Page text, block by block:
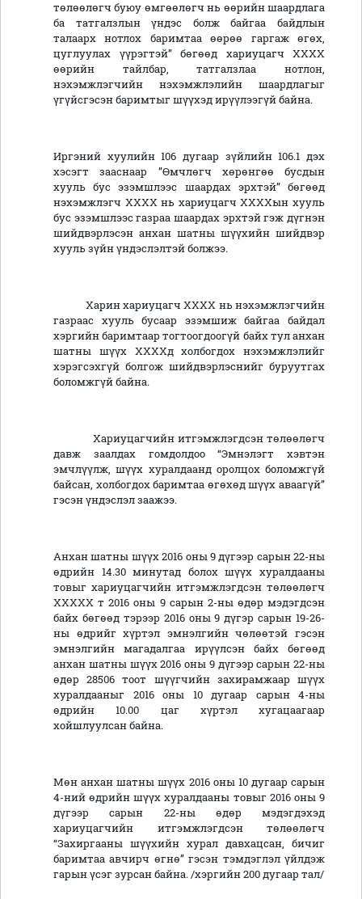
төлөөлөгч буюу өмгөөлөгч нь өөрийн шаардлага
ба татгалзлын үндэс болж байгаа байдлын
талаарх нотлох баримтаа өөрөө гаргаж өгөх,
цуглуулах үүрэгтэй” бөгөөд хариуцагч ХХХХ
өөрийн тайлбар, татгалзлаа нотлон,
нэхэмжлэгчийн нэхэмжлэлийн шаардлагыг
үгүйсгэсэн баримтыг шүүхэд ирүүлээгүй байна.
Иргэний хуулийн 106 дугаар зүйлийн 106.1 дэх
хэсэгт зааснаар ”Өмчлөгч хөрөнгөө бусдын
хууль бус эзэмшлээс шаардах эрхтэй” бөгөөд
нэхэмжлэгч ХХХХ нь хариуцагч ХХХХын хууль
бус эзэмшлээс газраа шаардах эрхтэй гэж дүгнэн
шийдвэрлэсэн анхан шатны шүүхийн шийдвэр
хууль зүйн үндэслэлтэй болжээ.
Харин хариуцагч ХХХХ нь нэхэмжлэгчийн
газраас хууль бусаар эзэмшиж байгаа байдал
хэргийн баримтаар тогтоогдоогүй байх тул анхан
шатны шүүх ХХХХд холбогдох нэхэмжлэлийг
хэрэгсэхгүй болгож шийдвэрлэснийг буруутгах
боломжгүй байна.
Хариуцагчийн итгэмжлэгдсэн төлөөлөгч
давж заалдах гомдолдоо “Эмнэлэгт хэвтэн
эмчлүүлж, шүүх хуралдаанд оролцох боломжгүй
байсан, холбогдох баримтаа өгөхөд шүүх аваагүй”
гэсэн үндэслэл заажээ.
Анхан шатны шүүх 2016 оны 9 дүгээр сарын 22-ны
өдрийн 14.30 минутад болох шүүх хуралдааны
товыг хариуцагчийн итгэмжлэгдсэн төлөөлөгч
ХХХХХ т 2016 оны 9 сарын 2-ны өдөр мэдэгдсэн
байх бөгөөд тэрээр 2016 оны 9 дүгэр сарын 19-26-
ны өдрийг хүртэл эмнэлгийн чөлөөтэй гэсэн
эмнэлгийн магадалгаа ирүүлсэн байх бөгөөд
анхан шатны шүүх 2016 оны 9 дүгээр сарын 22-ны
өдөр 28506 тоот шүүгчийн захирамжаар шүүх
хуралдааныг 2016 оны 10 дугаар сарын 4-ны
өдрийн 10.00 цаг хүртэл хугацаагаар
хойшлуулсан байна.
Мөн анхан шатны шүүх 2016 оны 10 дугаар сарын
4-ний өдрийн шүүх хуралдааны товыг 2016 оны 9
дүгээр сарын 22-ны өдөр мэдэгдэхэд
хариуцагчийн итгэмжлэгдсэн төлөөлөгч
“Захиргааны шүүхийн хурал давхацсан, бичиг
баримтаа авчирч өгнө” гэсэн тэмдэглэл үйлдэж
гарын үсэг зурсан байна. /хэргийн 200 дугаар тал/